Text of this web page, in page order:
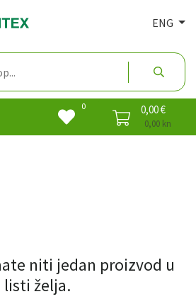
ENG
0 0,00 €
0,00 kn
niti jedan proizvod u
listi želja.